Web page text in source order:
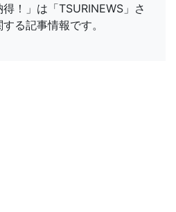
！」は「TSURINEWS」さ
る記事情報です。